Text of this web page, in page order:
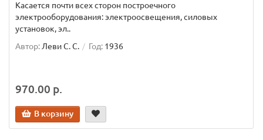
Касается почти всех сторон построечного
электрооборудования: электроосвещения, силовых
установок, эл..
Автор: Леви С. С. Год: 1936
970.00 р.
В корзину